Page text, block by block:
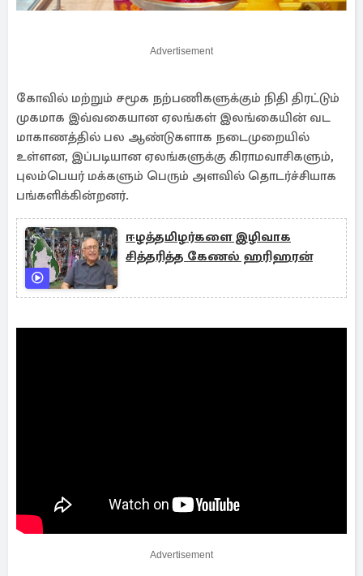
Advertisement
கோவில் மற்றும் சமூக நற்பணிகளுக்கும் நிதி திரட்டும்
முகமாக இவ்வகையான ஏலங்கள் இலங்கையின் வட
மாகாணத்தில் பல ஆண்டுகளாக நடைமுறையில்
உள்ளன, இப்படியான ஏலங்களுக்கு கிராமவாசிகளும்,
புலம்பெயர் மக்களும் பெரும் அளவில் தொடர்ச்சியாக
பங்களிக்கின்றனர்.
ஈழத்தமிழர்களை இழிவாக
சித்தரித்த கேணல் ஹரிஹரன்
Advertisement